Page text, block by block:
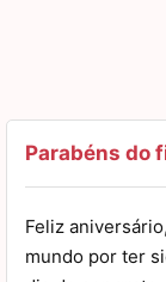
Parabéns do
Feliz
mundo por ter